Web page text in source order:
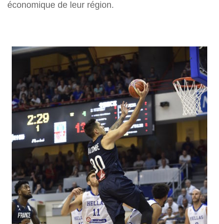
économique de leur région.